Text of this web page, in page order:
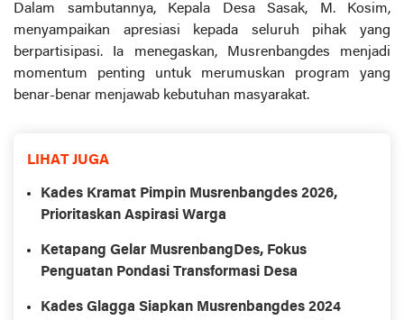
Dalam sambutannya, Kepala Desa Sasak, M. Kosim,
menyampaikan apresiasi kepada seluruh pihak yang
berpartisipasi. Ia menegaskan, Musrenbangdes menjadi
momentum penting untuk merumuskan program yang
benar-benar menjawab kebutuhan masyarakat.
LIHAT JUGA
Kades Kramat Pimpin Musrenbangdes 2026,
Prioritaskan Aspirasi Warga
Ketapang Gelar MusrenbangDes, Fokus
Penguatan Pondasi Transformasi Desa
Kades Glagga Siapkan Musrenbangdes 2024